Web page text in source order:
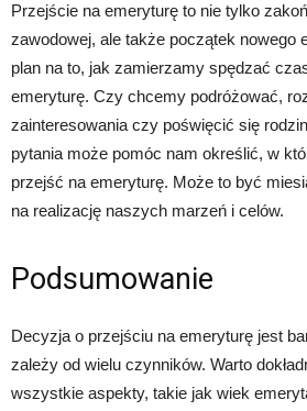
Przejście na emeryturę to nie tylko
zawodowej, ale także początek nowego
plan na to, jak zamierzamy spędzać
emeryturę. Czy chcemy podróżować,
zainteresowania czy poświęcić się
pytania może pomóc nam określić, w
przejść na emeryturę. Może to być
na realizację naszych marzeń i celów.
Podsumowanie
Decyzja o przejściu na emeryturę jest
zależy od wielu czynników. Warto
wszystkie aspekty, takie jak wiek